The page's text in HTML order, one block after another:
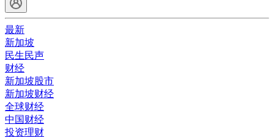
最新
新加坡
民生民声
财经
新加坡股市
新加坡财经
全球财经
中国财经
投资理财